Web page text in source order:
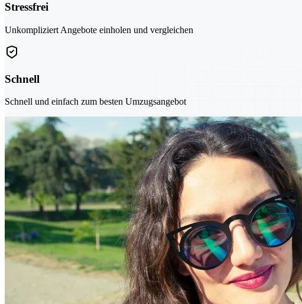
Stressfrei
Unkompliziert Angebote einholen und vergleichen
Schnell
Schnell und einfach zum besten Umzugsangebot